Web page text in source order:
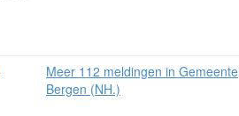
Meer 112 meldingen in Gemeente
Bergen (NH.)